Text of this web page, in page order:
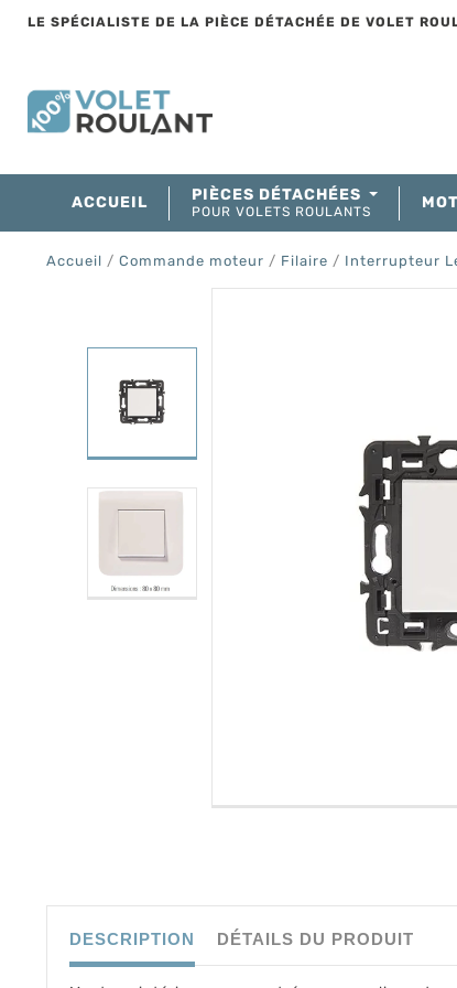
LE SPÉCIALISTE DE LA PIÈCE DÉTACHÉE DE VOLET
ACCUEIL PIÈCES DÉTACHÉES
POUR VOLETS ROULANTS
Accueil Commande moteur Filaire Interrupteur
DESCRIPTION DÉTAILS DU PRODUIT